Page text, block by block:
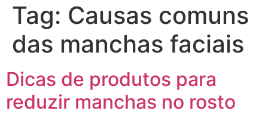
Tag: Causas comuns
das manchas faciais
Dicas de produtos para
reduzir manchas no rosto